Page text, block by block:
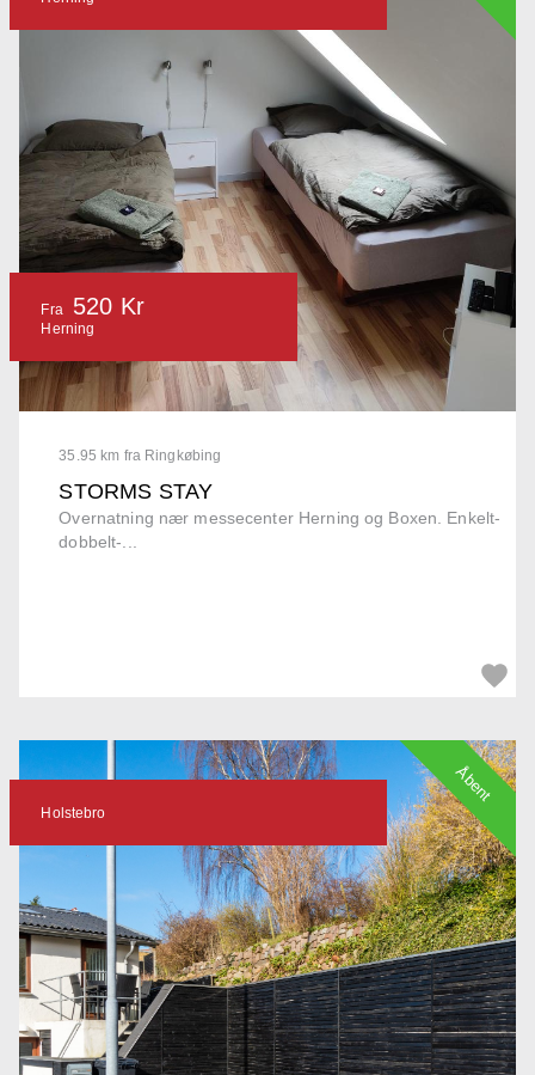
35.95 km fra Ringkøbing
STORMS STAY
Overnatning nær messecenter Herning og Boxen. Enkelt-
dobbelt-...
Fra 520 Kr
Herning
Holstebro
Åbent